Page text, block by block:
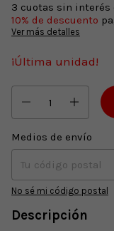
3 cuotas sin interés
10% de descuento
Ver más detalles
¡Última unidad!
Entregas para el CP:
Medios de envío
No sé mi código postal
Descripción